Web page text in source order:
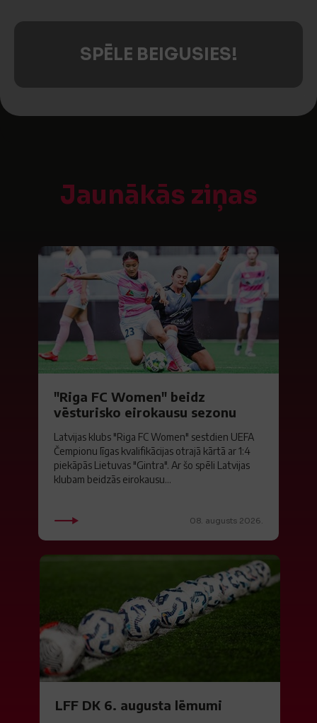
SPĒLE BEIGUSIES!
Jaunākās ziņas
"Riga FC Women" beidz
vēsturisko eirokausu sezonu
Latvijas klubs "Riga FC Women" sestdien UEFA
Čempionu līgas kvalifikācijas otrajā kārtā ar 1:4
piekāpās Lietuvas "Gintra". Ar šo spēli Latvijas
klubam beidzās eirokausu...
08. augusts 2026.
LFF DK 6. augusta lēmumi